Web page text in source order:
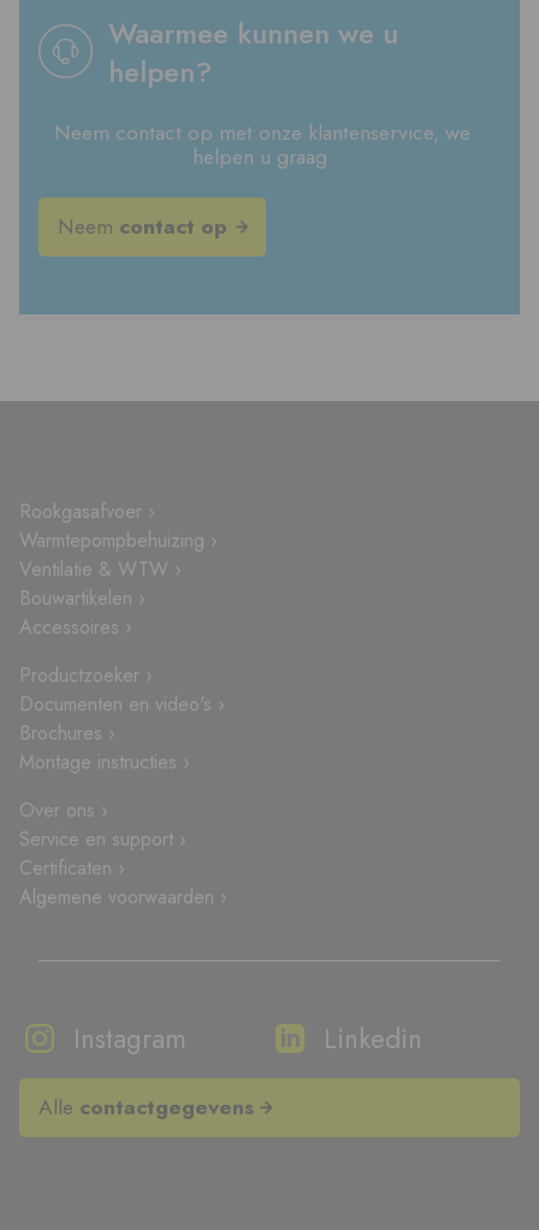
Waarmee kunnen we u
helpen?
Neem contact op met onze klantenservice, we
helpen u graag.
Neem contact op
Rookgasafvoer ›
Warmtepompbehuizing ›
Ventilatie & WTW ›
Bouwartikelen ›
Accessoires ›
Productzoeker ›
Documenten en video's ›
Brochures ›
Montage instructies ›
Over ons ›
Service en support ›
Certificaten ›
Algemene voorwaarden ›
Instagram Linkedin
Alle contactgegevens